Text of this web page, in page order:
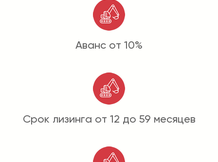
Аванс от 10%
Срок лизинга от 12 до 59 месяцев